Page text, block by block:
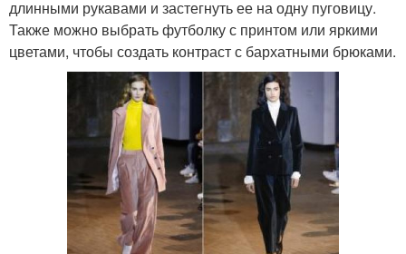
длинными рукавами и застегнуть ее на одну пуговицу.
Также можно выбрать футболку с принтом или яркими
цветами, чтобы создать контраст с бархатными брюками.